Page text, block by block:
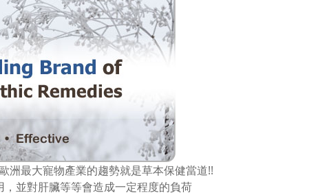
洲最大寵物產業的趨勢就是草本保健當道!!
並對肝臟等等會造成一定程度的負荷